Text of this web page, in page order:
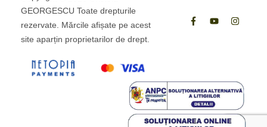
GEORGESCU Toate drepturile
rezervate. Mărcile afișate pe acest
site aparțin proprietarilor de drept.